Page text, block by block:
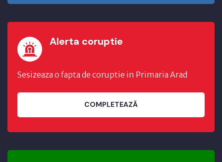
Alerta coruptie
Sesizeaza o fapta de coruptie in Primaria Arad
COMPLETEAZĂ